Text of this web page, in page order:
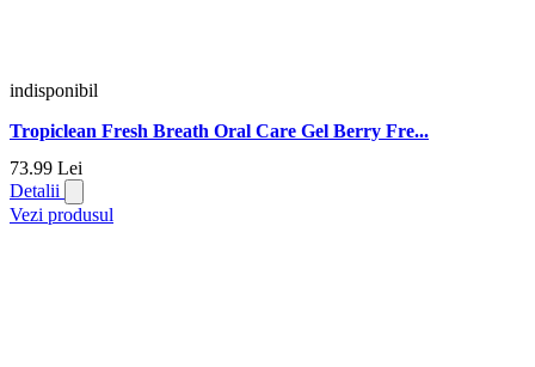
indisponibil
Tropiclean Fresh Breath Oral Care Gel Berry Fre...
73.99 Lei
Detalii
Vezi produsul